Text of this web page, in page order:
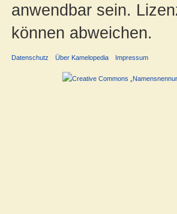
anwendbar sein.
können abweichen.
Datenschutz Über Kamelopedia Impressum